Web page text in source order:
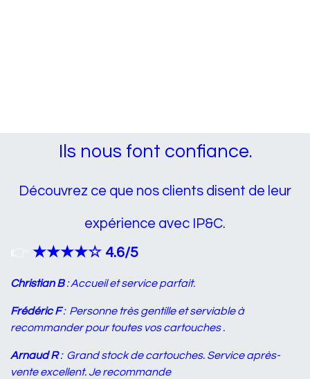
Ils nous font confiance.
Découvrez ce que nos clients disent de leur
expérience avec IP&C.
★★★★☆ 4.6/5
Christian B: Accueil et service parfait.
Frédéric F: Personne très gentille et serviable à
recommander pour toutes vos cartouches .
Arnaud R: Grand stock de cartouches. Service après-
vente excellent. Je recommande.